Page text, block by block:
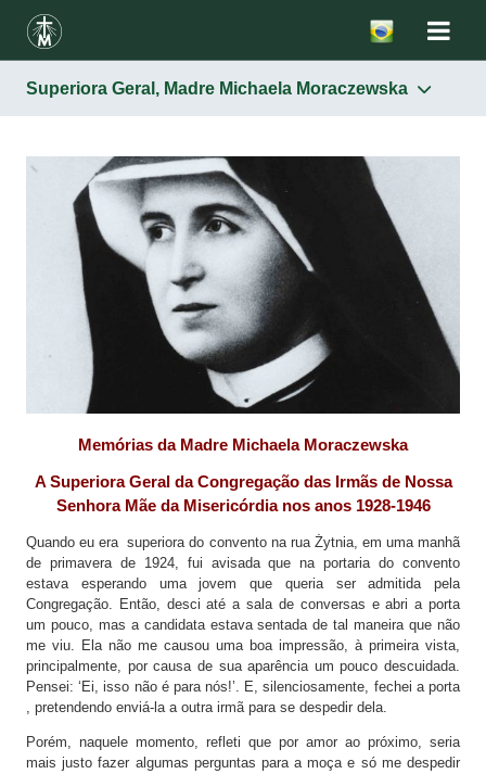
Superiora Geral, Madre Michaela Moraczewska
Superiora Geral, Madre Michaela Moraczewska
Madre Superiora Irena Krzyżanowska
Outros
Memórias da Madre Michaela Moraczewska
A Superiora Geral da Congregação das Irmãs de Nossa
Senhora Mãe da Misericórdia nos anos 1928-1946
Quando eu era superiora do convento na rua Żytnia, em uma manhã
de primavera de 1924, fui avisada que na portaria do convento
estava esperando uma jovem que queria ser admitida pela
Congregação. Então, desci até a sala de conversas e abri a porta
um pouco, mas a candidata estava sentada de tal maneira que não
me viu. Ela não me causou uma boa impressão, à primeira vista,
principalmente, por causa de sua aparência um pouco descuidada.
Pensei: ‘Ei, isso não é para nós!’. E, silenciosamente, fechei a porta
, pretendendo enviá-la a outra irmã para se despedir dela.
Porém, naquele momento, refleti que por amor ao próximo, seria
mais justo fazer algumas perguntas para a moça e só me despedir